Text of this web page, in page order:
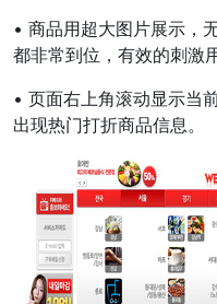
• 商品用超大图片展示，
都非常到位，有效的刺激
• 页面右上角滚动显示当
出现热门打折商品信息。